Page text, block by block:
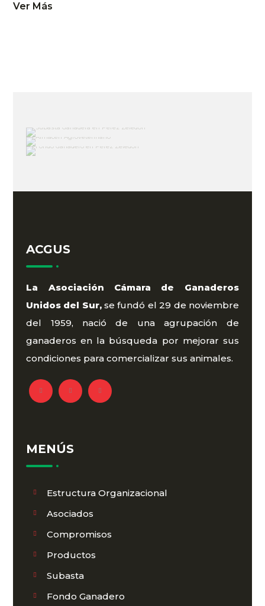
Ver Más
ACGUS
La Asociación Cámara de Ganaderos
Unidos del Sur,se fundó el 29 de noviembre
del 1959, nació de una agrupación de
ganaderos en la búsqueda por mejorar sus
condiciones para comercializar sus animales.
MENÚS
Estructura Organizacional
Asociados
Compromisos
Productos
Subasta
Fondo Ganadero